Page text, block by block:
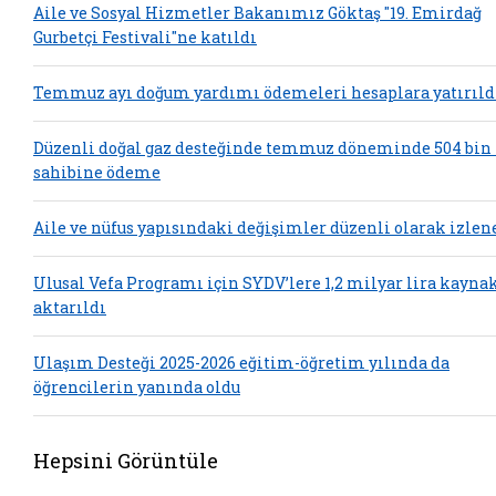
Aile ve Sosyal Hizmetler Bakanımız Göktaş "19. Emirdağ
Gurbetçi Festivali"ne katıldı
Temmuz ayı doğum yardımı ödemeleri hesaplara
Düzenli doğal gaz desteğinde temmuz döneminde 504
sahibine ödeme
Aile ve nüfus yapısındaki değişimler düzenli olarak
Ulusal Vefa Programı için SYDV’lere 1,2 milyar lira
aktarıldı
Ulaşım Desteği 2025-2026 eğitim-öğretim yılında da
öğrencilerin yanında oldu
Hepsini Görüntüle